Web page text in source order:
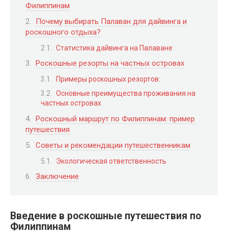
Филиппинам
Почему выбирать Палаван для дайвинга и
роскошного отдыха?
Статистика дайвинга на Палаване
Роскошные резорты на частных островах
Примеры роскошных резортов:
Основные преимущества проживания на
частных островах
Роскошный маршрут по Филиппинам: пример
путешествия
Советы и рекомендации путешественникам
Экологическая ответственность
Заключение
Введение в роскошные путешествия по
Филиппинам